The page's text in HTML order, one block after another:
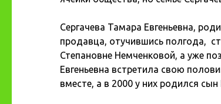
Сергачева Тамара Евгеньевна,
продавца, отучившись полгода,
Степановне Немченковой, а уже
Евгеньевна встретила свою
вместе, а в 2000 у них родился сын